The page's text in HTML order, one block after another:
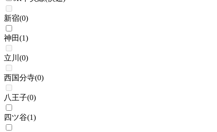
新宿(0)
神田(1)
立川 (0)
西国分寺(0)
八王子(0)
四ツ谷(1)